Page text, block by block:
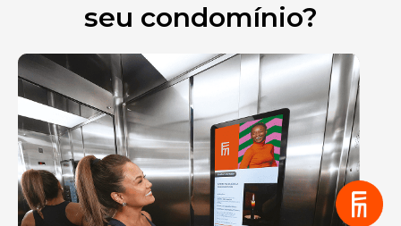
seu condomínio?